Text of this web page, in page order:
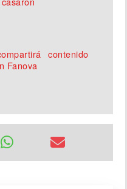
contenido
Fanova